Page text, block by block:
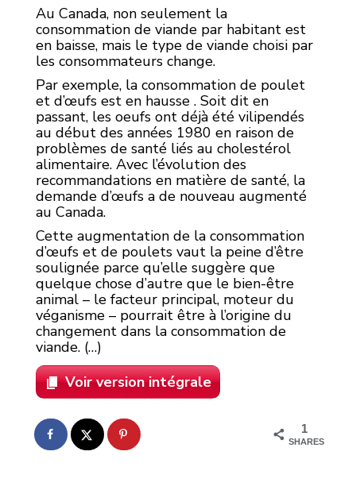
Au Canada, non seulement la
consommation de viande par habitant est
en baisse, mais le type de viande choisi par
les consommateurs change.
Par exemple, la consommation de poulet
et d’œufs est en hausse . Soit dit en
passant, les oeufs ont déjà été vilipendés
au début des années 1980 en raison de
problèmes de santé liés au cholestérol
alimentaire. Avec l’évolution des
recommandations en matière de santé, la
demande d’œufs a de nouveau augmenté
au Canada.
Cette augmentation de la consommation
d’œufs et de poulets vaut la peine d’être
soulignée parce qu’elle suggère que
quelque chose d’autre que le bien-être
animal – le facteur principal, moteur du
véganisme – pourrait être à l’origine du
changement dans la consommation de
viande. (…)
Voir version intégrale
1
SHARES